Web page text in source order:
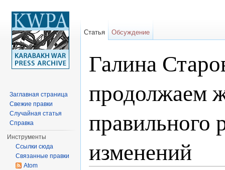
Галина
продолжаем
изменений
Статья Обсуждение
Заглавная страница
Свежие правки
Случайная статья
Справка
Инструменты
Ссылки сюда
Связанные правки
Atom